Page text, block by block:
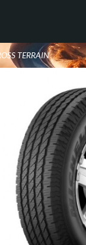
TERRAIN
À PLAT